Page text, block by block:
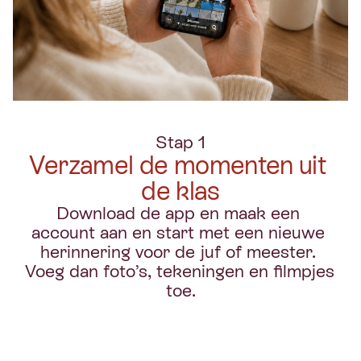
Stap 1
Verzamel de momenten uit
de klas
Download de app en maak een
account aan en start met een nieuwe
herinnering voor de juf of meester.
Voeg dan foto’s, tekeningen en filmpjes
toe.